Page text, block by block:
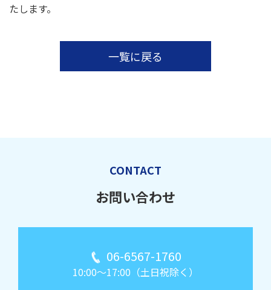
たします。
一覧に戻る
CONTACT
お問い合わせ
06-6567-1760
10:00～17:00（土日祝除く）